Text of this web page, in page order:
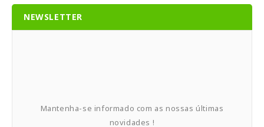
NEWSLETTER
Mantenha-se informado com as nossas últimas
novidades !